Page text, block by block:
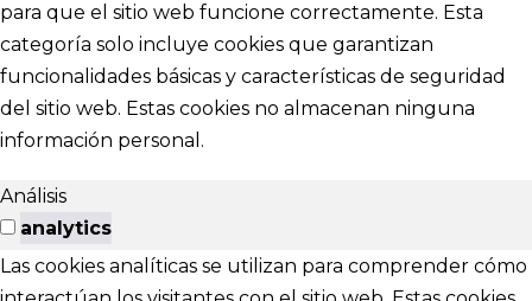
para que el sitio web funcione correctamente. Esta
categoría solo incluye cookies que garantizan
funcionalidades básicas y características de seguridad
del sitio web. Estas cookies no almacenan ninguna
información personal.
Análisis
analytics
Las cookies analíticas se utilizan para comprender cómo